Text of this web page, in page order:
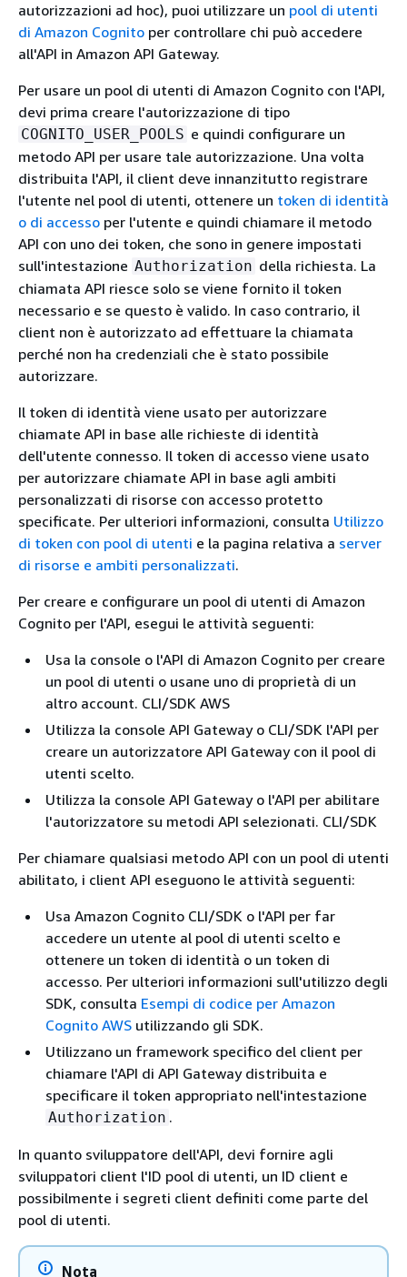
autorizzazioni ad hoc), puoi utilizzare un pool di utenti
di Amazon Cognito per controllare chi può accedere
all'API in Amazon API Gateway.
Per usare un pool di utenti di Amazon Cognito con l'API,
devi prima creare l'autorizzazione di tipo
COGNITO_USER_POOLS e quindi configurare un
metodo API per usare tale autorizzazione. Una volta
distribuita l'API, il client deve innanzitutto registrare
l'utente nel pool di utenti, ottenere un token di identità
o di accesso per l'utente e quindi chiamare il metodo
API con uno dei token, che sono in genere impostati
sull'intestazione Authorization della richiesta. La
chiamata API riesce solo se viene fornito il token
necessario e se questo è valido. In caso contrario, il
client non è autorizzato ad effettuare la chiamata
perché non ha credenziali che è stato possibile
autorizzare.
Il token di identità viene usato per autorizzare
chiamate API in base alle richieste di identità
dell'utente connesso. Il token di accesso viene usato
per autorizzare chiamate API in base agli ambiti
personalizzati di risorse con accesso protetto
specificate. Per ulteriori informazioni, consulta Utilizzo
di token con pool di utenti e la pagina relativa a server
di risorse e ambiti personalizzati.
Per creare e configurare un pool di utenti di Amazon
Cognito per l'API, esegui le attività seguenti:
Usa la console o l'API di Amazon Cognito per creare
un pool di utenti o usane uno di proprietà di un
altro account. CLI/SDK AWS
Utilizza la console API Gateway o CLI/SDK l'API per
creare un autorizzatore API Gateway con il pool di
utenti scelto.
Utilizza la console API Gateway o l'API per abilitare
l'autorizzatore su metodi API selezionati. CLI/SDK
Per chiamare qualsiasi metodo API con un pool di utenti
abilitato, i client API eseguono le attività seguenti:
Usa Amazon Cognito CLI/SDK o l'API per far
accedere un utente al pool di utenti scelto e
ottenere un token di identità o un token di
accesso. Per ulteriori informazioni sull'utilizzo degli
SDK, consulta Esempi di codice per Amazon
Cognito AWS utilizzando gli SDK.
Utilizzano un framework specifico del client per
chiamare l'API di API Gateway distribuita e
specificare il token appropriato nell'intestazione
Authorization .
In quanto sviluppatore dell'API, devi fornire agli
sviluppatori client l'ID pool di utenti, un ID client e
possibilmente i segreti client definiti come parte del
pool di utenti.
Nota